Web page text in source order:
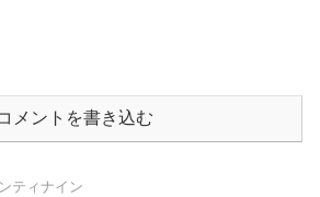
メントを書き込む
ティナイン